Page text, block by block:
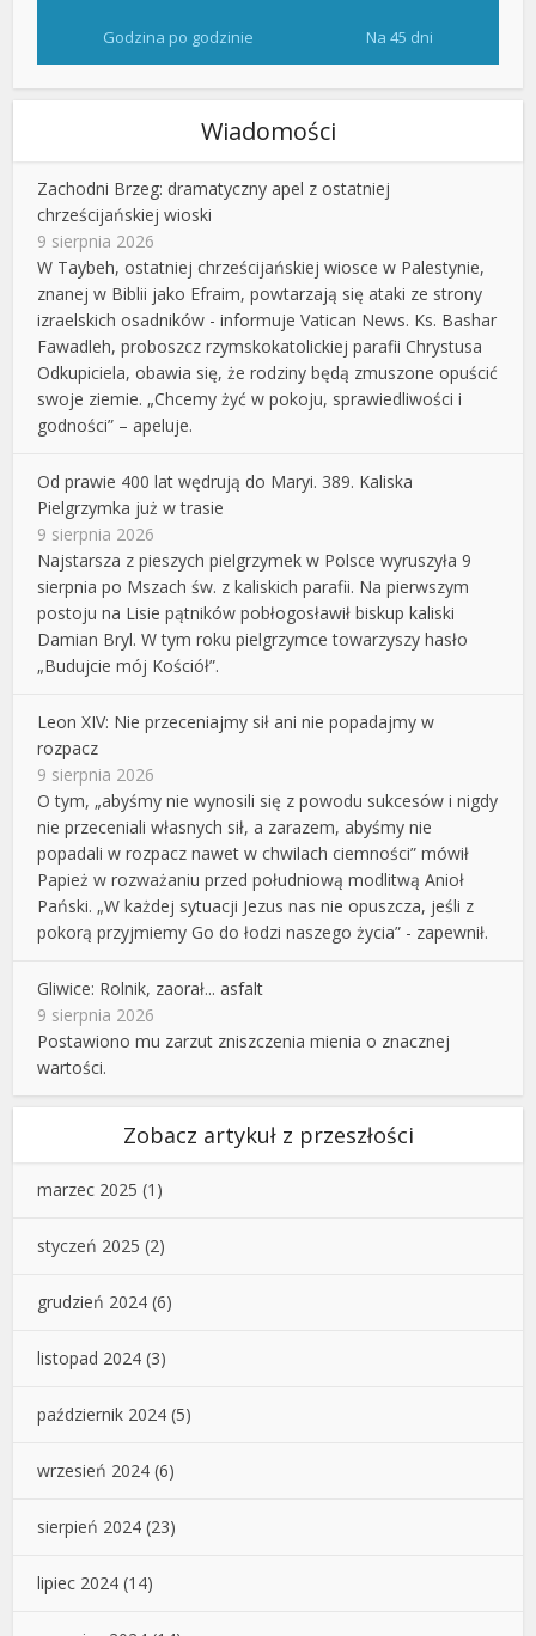
Godzina po godzinie Na 45 dni
Wiadomości
Zachodni Brzeg: dramatyczny apel z ostatniej
chrześcijańskiej wioski
9 sierpnia 2026
W Taybeh, ostatniej chrześcijańskiej wiosce w Palestynie,
znanej w Biblii jako Efraim, powtarzają się ataki ze strony
izraelskich osadników - informuje Vatican News. Ks. Bashar
Fawadleh, proboszcz rzymskokatolickiej parafii Chrystusa
Odkupiciela, obawia się, że rodziny będą zmuszone opuścić
swoje ziemie. „Chcemy żyć w pokoju, sprawiedliwości i
godności” – apeluje.
Od prawie 400 lat wędrują do Maryi. 389. Kaliska
Pielgrzymka już w trasie
9 sierpnia 2026
Najstarsza z pieszych pielgrzymek w Polsce wyruszyła 9
sierpnia po Mszach św. z kaliskich parafii. Na pierwszym
postoju na Lisie pątników pobłogosławił biskup kaliski
Damian Bryl. W tym roku pielgrzymce towarzyszy hasło
„Budujcie mój Kościół”.
Leon XIV: Nie przeceniajmy sił ani nie popadajmy w
rozpacz
9 sierpnia 2026
O tym, „abyśmy nie wynosili się z powodu sukcesów i nigdy
nie przeceniali własnych sił, a zarazem, abyśmy nie
popadali w rozpacz nawet w chwilach ciemności” mówił
Papież w rozważaniu przed południową modlitwą Anioł
Pański. „W każdej sytuacji Jezus nas nie opuszcza, jeśli z
pokorą przyjmiemy Go do łodzi naszego życia” - zapewnił.
Gliwice: Rolnik, zaorał... asfalt
9 sierpnia 2026
Postawiono mu zarzut zniszczenia mienia o znacznej
wartości.
Zobacz artykuł z przeszłości
marzec 2025 (1)
styczeń 2025 (2)
grudzień 2024 (6)
listopad 2024 (3)
październik 2024 (5)
wrzesień 2024 (6)
sierpień 2024 (23)
lipiec 2024 (14)